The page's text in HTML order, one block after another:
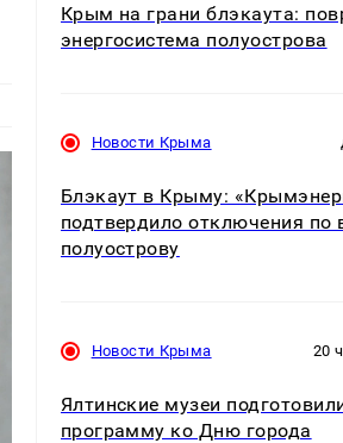
Крым на грани блэкаута:
энергосистема полуострова
Новости Крыма
Блэкаут в Крыму:
подтвердило отключения по
полуострову
Новости Крыма 20
Ялтинские музеи
программу ко Дню города